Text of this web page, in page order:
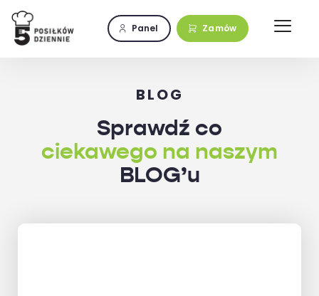
Przejdź
zawartości
Panel Zamów
BLOG
Sprawdź co
ciekawego na naszym
BLOG’u